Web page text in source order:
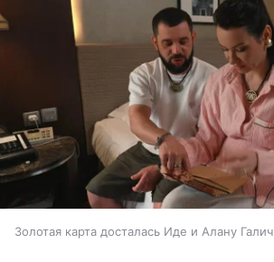
Золотая карта досталась Иде и Алану Галич